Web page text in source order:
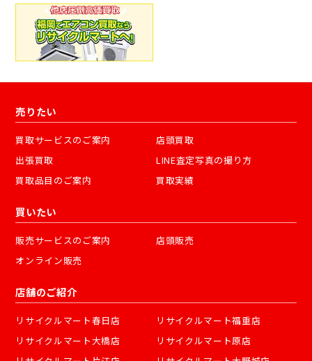
売りたい
買取サービスのご案内
店頭買取
出張買取
LINE査定写真の撮り方
買取品目のご案内
買取実績
買いたい
販売サービスのご案内
店頭販売
オンライン販売
店舗のご紹介
リサイクルマート春日店
リサイクルマート福重店
リサイクルマート大橋店
リサイクルマート原店